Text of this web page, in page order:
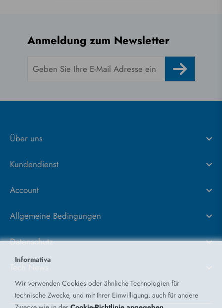
Anmeldung zum Newsletter
Über uns
Kundendienst
Account
Allgemeine Bedingungen
Datenschutz
Informativa
Wir verwenden Cookies oder ähnliche Technologien für
technische Zwecke, und mit Ihrer Einwilligung, auch für andere